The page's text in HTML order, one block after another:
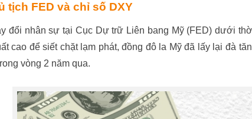
tịch FED và chỉ số DXY
đổi nhân sự tại Cục Dự trữ Liên bang Mỹ (FED) dưới
cao để siết chặt lạm phát, đồng đô la Mỹ đã lấy lại đà
vòng 2 năm qua.